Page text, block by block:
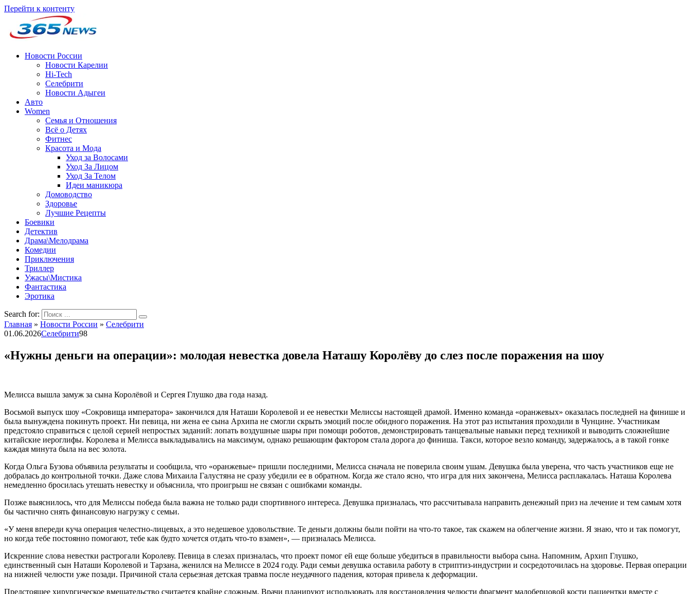
Перейти к контенту
Новости России
Новости Карелии
Hi-Tech
Селебрити
Новости Адыгеи
Авто
Women
Семья и Отношения
Всё о Детях
Фитнес
Красота и Мода
Уход за Волосами
Уход За Лицом
Уход За Телом
Идеи маникюра
Домоводство
Здоровье
Лучшие Рецепты
Боевики
Детектив
Драма\Мелодрама
Комедии
Приключения
Триллер
Ужасы\Мистика
Фантастика
Эротика
Search for:
Главная » Новости России » Селебрити
01.06.2026Селебрити98
«Нужны деньги на операции»: молодая невестка довела Наташу Королёву до слез после поражения на шоу
Мелисса вышла замуж за сына Королёвой и Сергея Глушко два года назад.
Восьмой выпуск шоу «Сокровища императора» закончился для Наташи Королевой и ее невестки Мелиссы настоящей драмой. Именно команда «оранжевых» оказалась последней на финише и
была вынуждена покинуть проект. Ни певица, ни жена ее сына Архипа не смогли скрыть эмоций после обидного поражения. На этот раз испытания проходили в Чунцине. Участникам
предстояло справиться с целой серией непростых заданий: лопать воздушные шары при помощи роботов, демонстрировать танцевальные навыки перед техникой и выводить сложнейшие
китайские иероглифы. Королева и Мелисса выкладывались на максимум, однако решающим фактором стала дорога до финиша. Такси, которое везло команду, задержалось, а в такой гонке
каждая минута была на вес золота.
Когда Ольга Бузова объявила результаты и сообщила, что «оранжевые» пришли последними, Мелисса сначала не поверила своим ушам. Девушка была уверена, что часть участников еще не
добралась до контрольной точки. Даже слова Михаила Галустяна не сразу убедили ее в обратном. Когда же стало ясно, что игра для них закончена, Мелисса расплакалась. Наташа Королева
немедленно бросилась утешать невестку и объяснила, что проигрыш не связан с ошибками команды.
Позже выяснилось, что для Мелиссы победа была важна не только ради спортивного интереса. Девушка призналась, что рассчитывала направить денежный приз на лечение и тем самым хотя
бы частично снять финансовую нагрузку с семьи.
«У меня впереди куча операция челестно-лицевых, а это недешевое удовольствие. Те деньги должны были пойти на что-то такое, так скажем на облегчение жизни. Я знаю, что и так помогут,
но когда тебе постоянно помогают, тебе как будто хочется отдать что-то взамен», — призналась Мелисса.
Искренние слова невестки растрогали Королеву. Певица в слезах призналась, что проект помог ей еще больше убедиться в правильности выбора сына. Напомним, Архип Глушко,
единственный сын Наташи Королевой и Тарзана, женился на Мелиссе в 2024 году. Ради семьи девушка оставила работу в стриптиз-индустрии и сосредоточилась на здоровье. Первая операции
на нижней челюсти уже позади. Причиной стала серьезная детская травма после неудачного падения, которая привела к деформации.
Предстоящее хирургическое вмешательство считается крайне сложным. Врачи планируют использовать для восстановления челюсти фрагмент малоберцовой кости пациентки вместе с